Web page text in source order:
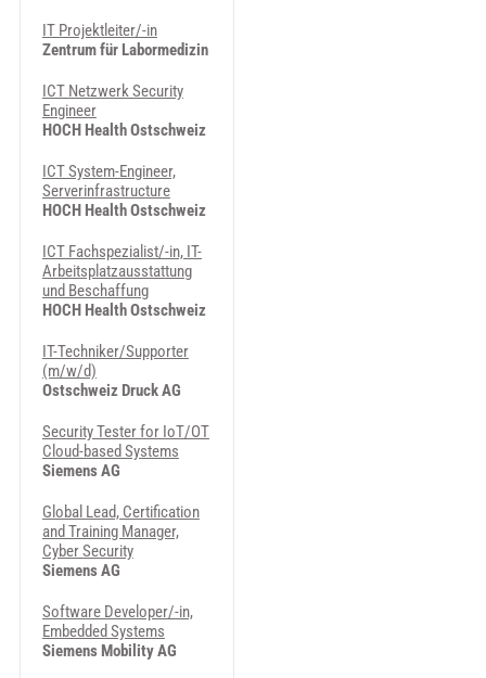
IT Projektleiter/-in
Zentrum für Labormedizin
ICT Netzwerk Security
Engineer
HOCH Health Ostschweiz
ICT System-Engineer,
Serverinfrastructure
HOCH Health Ostschweiz
ICT Fachspezialist/-in, IT-
Arbeitsplatzausstattung
und Beschaffung
HOCH Health Ostschweiz
IT-Techniker/Supporter
(m/w/d)
Ostschweiz Druck AG
Security Tester for IoT/OT
Cloud-based Systems
Siemens AG
Global Lead, Certification
and Training Manager,
Cyber Security
Siemens AG
Software Developer/-in,
Embedded Systems
Siemens Mobility AG